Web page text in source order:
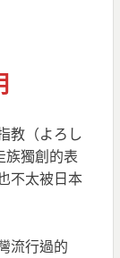
教（よろし
獨創的表
不太被日本
流行過的